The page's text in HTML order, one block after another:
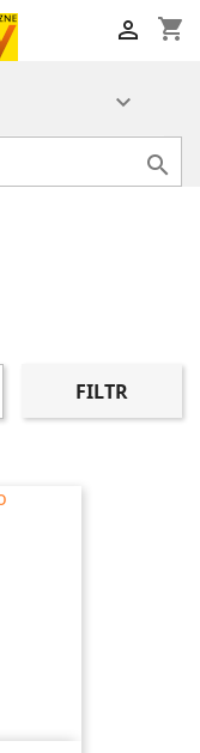
shopping_cart



FILTR